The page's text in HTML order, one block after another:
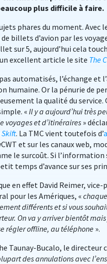
plus difficile à faire.
phares du moment.
billets d’avion par les
sur 5, aujourd’hui cela
excellent article le site The
automatisés, l’échange
humaine. Or la pénurie de
la qualité du
« Il y a aujourd’hui très
voyages et d’itinéraires »
Skift. La TMC vient toutefois d’
et sur les canaux web,
le surcoût. Si l’information
temps d’avance sur ses
en effet David Reimer,
pour les Amériques, «
différents et si vous
On va y arriver bientôt
régler offline, au téléphone ».
Taunay-Bucalo, le directeur
des annulations avec